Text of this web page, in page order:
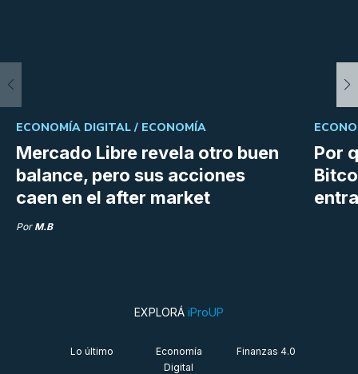
Mercado Libre revela otro buen
balance, pero sus acciones
caen en el after market
ECONOMÍA DIGITAL / ECONOMÍA
Por M.B
Por
EXPLORÁ iProUP
Lo último
Economía
Digital
Finanzas 4.0